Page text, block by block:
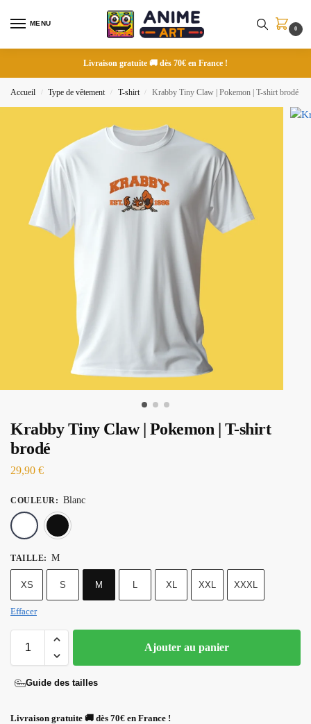
MENU
0
Livraison gratuite 🚚 dès 70€ en France !
Accueil / Type de vêtement / T-shirt / Krabby Tiny Claw | Pokemon | T-shirt brodé
Krabby Tiny Claw | Pokemon | T-shirt
brodé
29,90 €
COULEUR : Blanc
TAILLE: M
XS S M L XL XXL XXXL
Effacer
Ajouter au panier
Guide des tailles
Livraison gratuite 🚚 dès 70€ en France !